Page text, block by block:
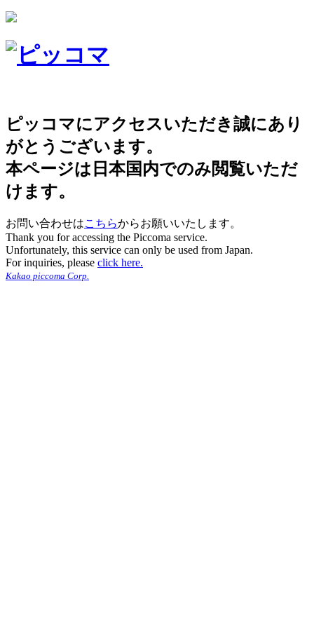
ピッコマにアクセスいただき誠にあり
がとうございます。
本ページは日本国内でのみ閲覧いただ
けます。
お問い合わせはこちらからお願いいたします。
Thank you for accessing the Piccoma service.
Unfortunately, this service can only be used from Japan.
For inquiries, please click here.
Kakao piccoma Corp.